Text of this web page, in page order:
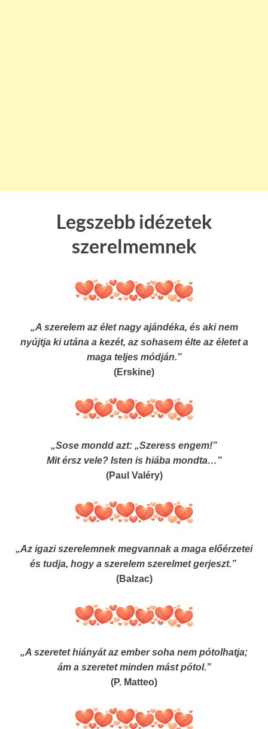
Legszebb idézetek
szerelmemnek
„A szerelem az élet nagy ajándéka, és aki nem
nyújtja ki utána a kezét, az sohasem élte az életet a
maga teljes módján.”
(Erskine)
„Sose mondd azt: „Szeress engem!”
Mit érsz vele? Isten is hiába mondta…”
(Paul Valéry)
„Az igazi szerelemnek megvannak a maga előérzetei
és tudja, hogy a szerelem szerelmet gerjeszt.”
(Balzac)
„A szeretet hiányát az ember soha nem pótolhatja;
ám a szeretet minden mást pótol.”
(P. Matteo)